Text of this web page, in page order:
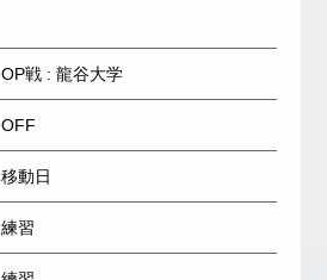
OP戦 : 龍谷大学
OFF
移動日
練習